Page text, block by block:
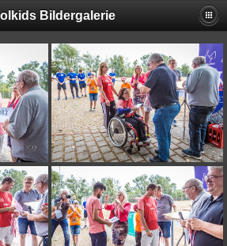
Bildergalerie